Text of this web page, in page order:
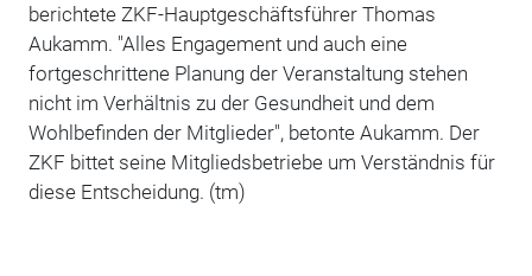
berichtete ZKF-Hauptgeschäftsführer Thomas
Aukamm. "Alles Engagement und auch eine
fortgeschrittene Planung der Veranstaltung stehen
nicht im Verhältnis zu der Gesundheit und dem
Wohlbefinden der Mitglieder", betonte Aukamm. Der
ZKF bittet seine Mitgliedsbetriebe um Verständnis für
diese Entscheidung. (tm)